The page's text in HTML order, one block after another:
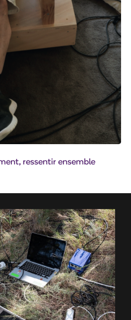
ressentir ensemble